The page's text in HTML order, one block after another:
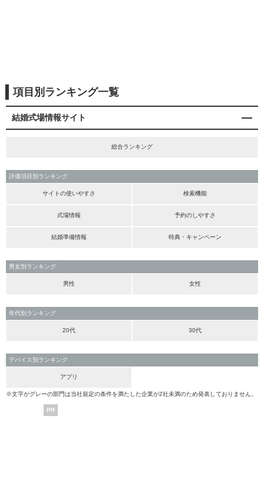
項目別ランキング一覧
結婚式場情報サイト
総合ランキング
評価項目別ランキング
サイトの使いやすさ 検索機能
式場情報 予約のしやすさ
結婚準備情報 特典・キャンペーン
男女別ランキング
男性 女性
年代別ランキング
20代 30代
デバイス別ランキング
アプリ
※文字がグレーの部門は当社規定の条件を満たした企業が2社未満のため発表しておりません。
PR